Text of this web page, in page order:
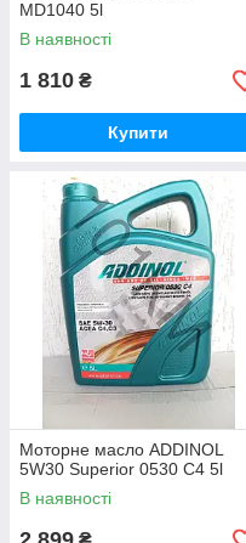
MD1040 5l
В наявності
1 810 ₴
Купити
Моторне масло ADDINOL
5W30 Superior 0530 C4 5l
В наявності